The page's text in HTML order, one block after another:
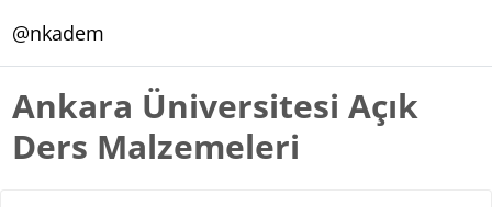
@nkadem
Ankara Üniversitesi Açık
Ders Malzemeleri